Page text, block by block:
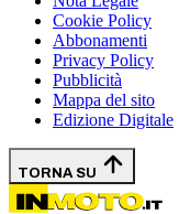
Cookie Policy
Abbonamenti
Privacy Policy
Pubblicità
Mappa del sito
Edizione Digitale
TORNA SU